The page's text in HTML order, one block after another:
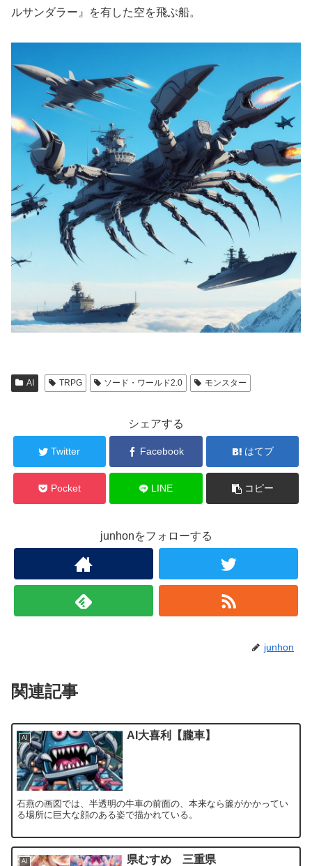
ルサンダラー』を有した空を飛ぶ船。
AI TRPG ソード・ワールド2.0 モンスター
シェアする
Twitter Facebook はてブ
Pocket LINE コピー
junhonをフォローする
junhon
関連記事
AI AI大喜利【朧車】
石燕の画図では、半透明の牛車の前面の、本来なら簾がかかってい
る場所に巨大な顔のある姿で描かれている。
AI 県むすめ 三重県